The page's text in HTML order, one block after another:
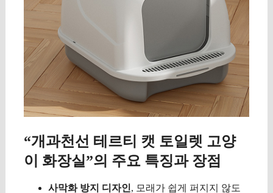
“개과천선 테르티 캣 토일렛 고양
이 화장실”의 주요 특징과 장점
사막화 방지 디자인, 모래가 쉽게 퍼지지 않도